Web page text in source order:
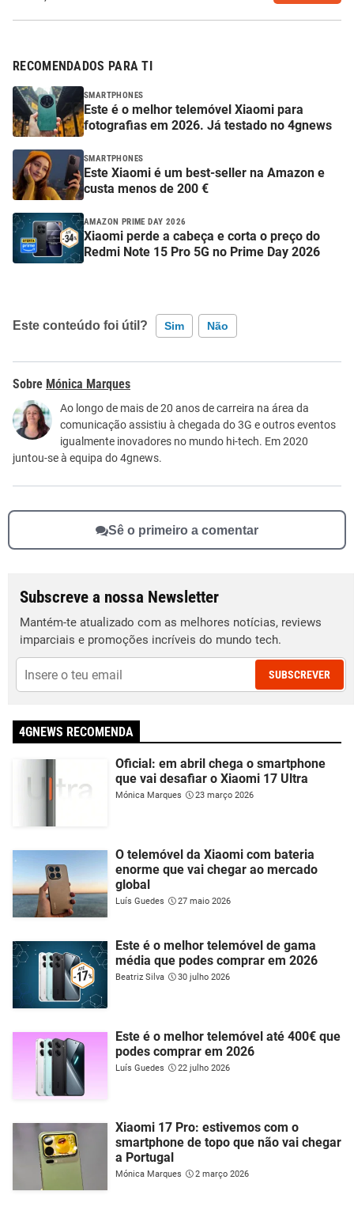
RECOMENDADOS PARA TI
SMARTPHONES
Este é o melhor telemóvel Xiaomi para
fotografias em 2026. Já testado no 4gnews
SMARTPHONES
Este Xiaomi é um best-seller na Amazon e
custa menos de 200 €
AMAZON PRIME DAY 2026
Xiaomi perde a cabeça e corta o preço do
Redmi Note 15 Pro 5G no Prime Day 2026
Este conteúdo foi útil? Sim Não
Este conteúdo contém informação incorreta
Este conteúdo não tem a informação que procuro
Outro
Mónica Marques
Ao longo de mais de 20 anos de carreira na área da
comunicação assistiu à chegada do 3G e outros eventos
igualmente inovadores no mundo hi-tech. Em 2020
juntou-se à equipa do 4gnews.
Sê o primeiro a comentar
Subscreve a nossa Newsletter
Mantém-te atualizado com as melhores notícias, reviews
imparciais e promoções incríveis do mundo tech.
SUBSCREVER
4GNEWS RECOMENDA
Oficial: em abril chega o smartphone
que vai desafiar o Xiaomi 17 Ultra
Mónica Marques 23 março 2026
O telemóvel da Xiaomi com bateria
enorme que vai chegar ao mercado
global
Luís Guedes 27 maio 2026
Este é o melhor telemóvel de gama
média que podes comprar em 2026
Beatriz Silva 30 julho 2026
Este é o melhor telemóvel até 400€ que
podes comprar em 2026
Luís Guedes 22 julho 2026
Xiaomi 17 Pro: estivemos com o
smartphone de topo que não vai chegar
a Portugal
Mónica Marques 2 março 2026